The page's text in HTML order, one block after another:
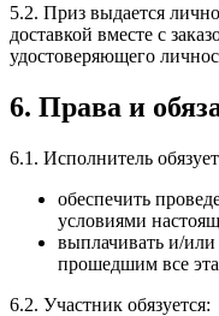
5.2. Приз выдается
доставкой вместе с
удостоверяющего
6. Права и
6.1. Исполнитель
обеспечить
условиями
выплачивать и/или
прошедшим все
6.2. Участник обязуется: